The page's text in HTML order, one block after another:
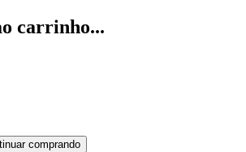
carrinho...
comprando